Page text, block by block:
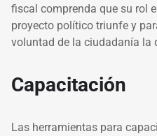
fiscal comprenda que su rol
proyecto político triunfe y
voluntad de la ciudadanía la
Capacitación
Las herramientas para